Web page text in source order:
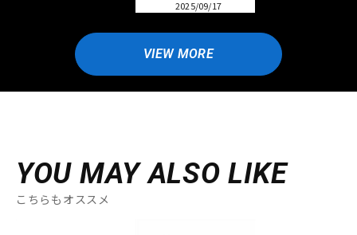
2025/09/17
VIEW MORE
YOU MAY ALSO LIKE
こちらもオススメ